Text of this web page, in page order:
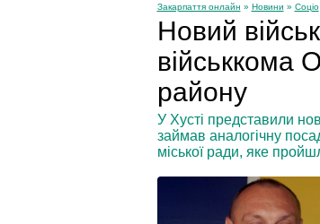
Закарпаття онлайн » Новини » Соціо
Новий
військкома
району
У Хусті представили
займав аналогічну
міської ради, яке